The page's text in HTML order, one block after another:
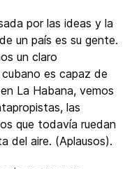
por las ideas y la
un país es su gente.
un claro
es capaz de
La Habana, vemos
las
que todavía ruedan
del aire. (Aplausos).